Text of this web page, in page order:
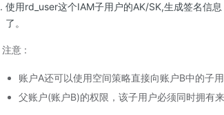
使用rd_user这个IAM子用户的AK/SK,生成签名信
了。
注意 :
账户A还可以使用空间策略直接向账户B中的子
父账户(账户B)的权限，该子用户必须同时拥有